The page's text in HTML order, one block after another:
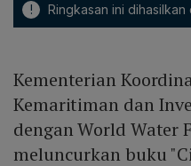
! Ringkasan ini
Kementerian
Kemaritiman dan
dengan World Water
meluncurkan buku